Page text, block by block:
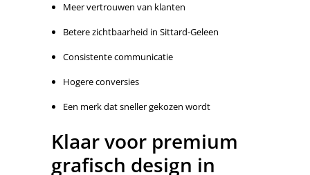
Meer vertrouwen van klanten
Betere zichtbaarheid in Sittard-Geleen
Consistente communicatie
Hogere conversies
Een merk dat sneller gekozen wordt
Klaar voor premium
grafisch design in